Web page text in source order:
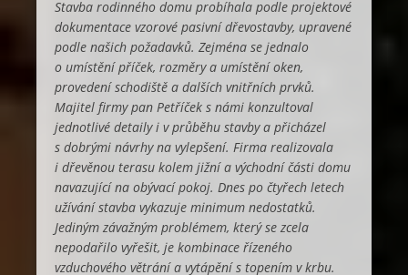
Stavba rodinného domu probíhala podle projektové
dokumentace vzorové pasivní dřevostavby, upravené
podle našich požadavků. Zejména se jednalo
o umístění příček, rozměry a umístění oken,
provedení schodiště a dalších vnitřních prvků.
Majitel firmy pan Petříček s námi konzultoval
jednotlivé detaily i v průběhu stavby a přicházel
s dobrými návrhy na vylepšení. Firma realizovala
i dřevěnou terasu kolem jižní a východní části domu
navazující na obývací pokoj. Dnes po čtyřech letech
užívání stavba vykazuje minimum nedostatků.
Jediným závažným problémem, který se zcela
nepodařilo vyřešit, je kombinace řízeného
vzduchového větrání a vytápění s topením v krbu.